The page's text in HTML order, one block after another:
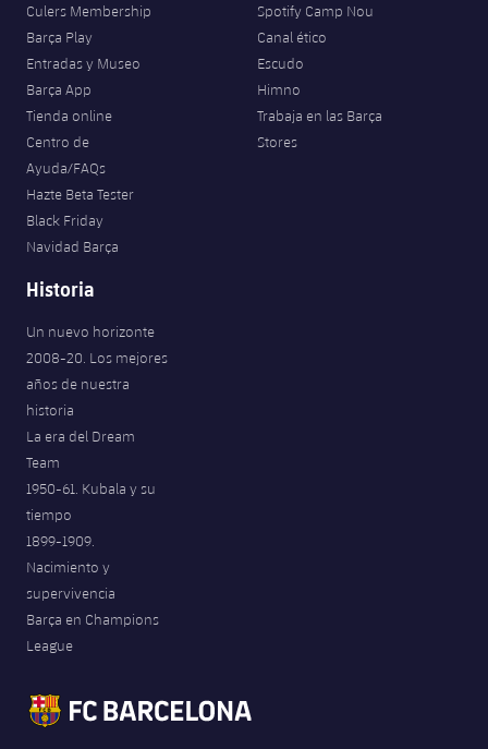
Culers Membership
Barça Play
Entradas y Museo
Barça App
Tienda online
Centro de
Ayuda/FAQs
Hazte Beta Tester
Black Friday
Navidad Barça
Spotify Camp Nou
Canal ético
Escudo
Himno
Trabaja en las Barça
Stores
Historia
Un nuevo horizonte
2008-20. Los mejores
años de nuestra
historia
La era del Dream
Team
1950-61. Kubala y su
tiempo
1899-1909.
Nacimiento y
supervivencia
Barça en Champions
League